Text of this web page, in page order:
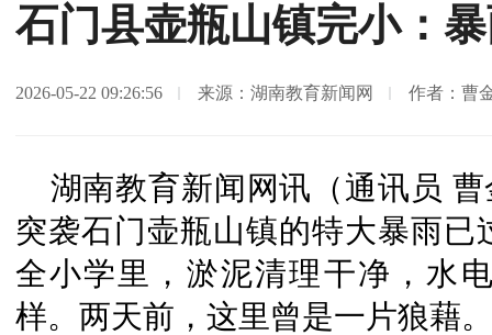
石门县壶瓶山镇完小：
2026-05-22 09:26:56 来源：湖南教育新闻网 作者：曹
湖南教育新闻网讯（通讯员
突袭石门壶瓶山镇的特大暴雨
全小学里，淤泥清理干净，水
样。两天前，这里曾是一片狼藉。